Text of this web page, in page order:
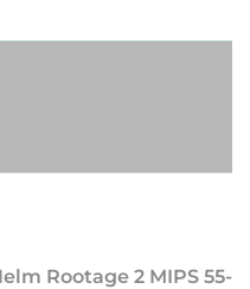
Rootage 2 MIPS 55-